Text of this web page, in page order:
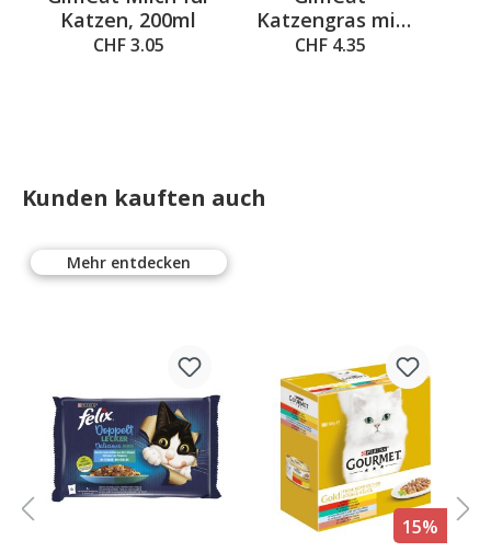
Katzen, 200ml
CHF 3.05
Katzengras mit
natürlicher
CHF 4.35
Kunden kauften auch
Mehr entdecken
15%